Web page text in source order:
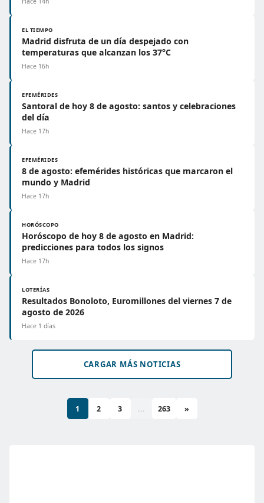
EL TIEMPO
Madrid disfruta de un día despejado con
temperaturas que alcanzan los 37°C
Hace 16h
EFEMÉRIDES
Santoral de hoy 8 de agosto: santos y celebraciones
del día
Hace 17h
EFEMÉRIDES
8 de agosto: efemérides históricas que marcaron el
mundo y Madrid
Hace 17h
HORÓSCOPO
Horóscopo de hoy 8 de agosto en Madrid:
predicciones para todos los signos
Hace 17h
LOTERÍAS
Resultados Bonoloto, Euromillones del viernes 7 de
agosto de 2026
Hace 1 días
CARGAR MÁS NOTICIAS
1 2 3 ... 263 »